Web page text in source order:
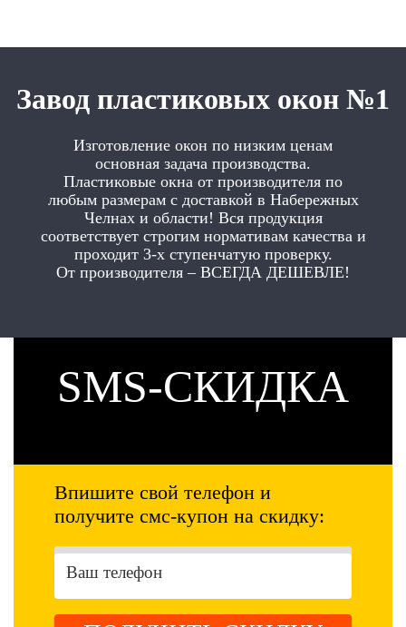
Завод пластиковых окон №1
Изготовление окон по низким ценам
основная задача производства.
Пластиковые окна от производителя по
любым размерам с доставкой в Набережных
Челнах и области! Вся продукция
соответствует строгим нормативам качества и
проходит 3-х ступенчатую проверку.
От производителя – ВСЕГДА ДЕШЕВЛЕ!
SMS-СКИДКА
Впишите свой телефон и
получите смс-купон на скидку: